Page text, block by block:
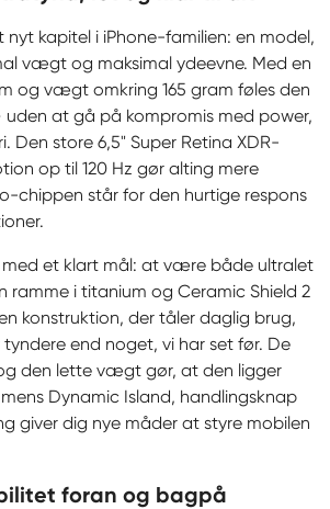
nyt kapitel i iPhone-familien: en model,
vægt og maksimal ydeevne. Med en
og vægt omkring 165 gram føles den
at gå på kompromis med power,
Den store 6,5" Super Retina XDR-
op til 120 Hz gør alting mere
chippen står for den hurtige respons
med et klart mål: at være både ultralet
ramme i titanium og Ceramic Shield 2
konstruktion, der tåler daglig brug,
end noget, vi har set før. De
den lette vægt gør, at den ligger
Dynamic Island, handlingsknap
giver dig nye måder at styre mobilen
foran og bagpå